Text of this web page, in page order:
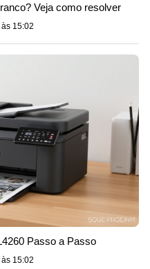
Veja como resolver
15:02
Passo a Passo
15:02